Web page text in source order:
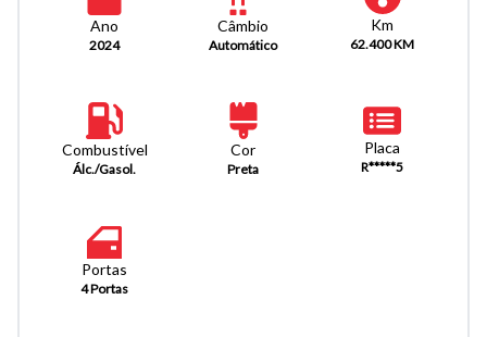
Ano
2024
Câmbio
Automático
Km
62.400 KM
Combustível
Álc./Gasol.
Cor
Preta
Placa
R*****5
Portas
4 Portas